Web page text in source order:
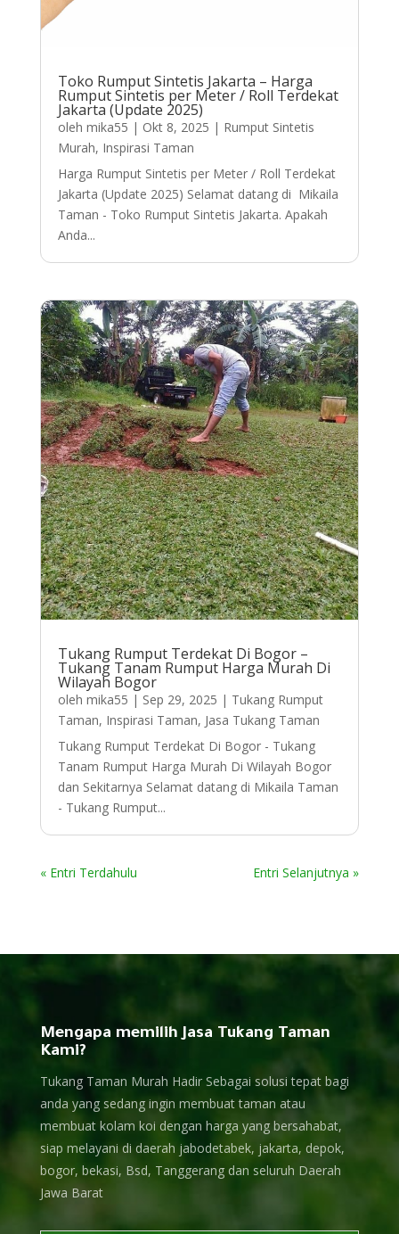
Toko Rumput Sintetis Jakarta – Harga
Rumput Sintetis per Meter / Roll Terdekat
Jakarta (Update 2025)
oleh mika55 | Okt 8, 2025 | Rumput Sintetis
Murah, Inspirasi Taman
Harga Rumput Sintetis per Meter / Roll Terdekat
Jakarta (Update 2025) Selamat datang di Mikaila
Taman - Toko Rumput Sintetis Jakarta. Apakah
Anda...
Tukang Rumput Terdekat Di Bogor –
Tukang Tanam Rumput Harga Murah Di
Wilayah Bogor
oleh mika55 | Sep 29, 2025 | Tukang Rumput
Taman, Inspirasi Taman, Jasa Tukang Taman
Tukang Rumput Terdekat Di Bogor - Tukang
Tanam Rumput Harga Murah Di Wilayah Bogor
dan Sekitarnya Selamat datang di Mikaila Taman
- Tukang Rumput...
« Entri Terdahulu Entri Selanjutnya »
Mengapa memilih Jasa Tukang Taman
Kami?
Tukang Taman Murah Hadir Sebagai solusi tepat bagi
anda yang sedang ingin membuat taman atau
membuat kolam koi dengan harga yang bersahabat,
siap melayani di daerah jabodetabek, jakarta, depok,
bogor, bekasi, Bsd, Tanggerang dan seluruh Daerah
Jawa Barat